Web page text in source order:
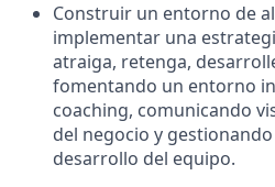
Construir un entorno de
implementar una
atraiga, retenga,
fomentando un entorno
coaching, comunicando
del negocio y
desarrollo del equipo.